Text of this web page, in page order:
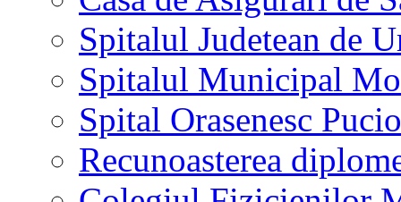
Spitalul Judetean de
Spitalul Municipal
Spital Orasenesc
Recunoasterea